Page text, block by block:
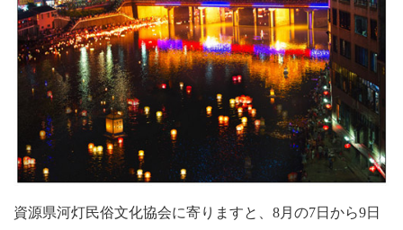
資源県河灯民俗文化協会に寄りますと、 8月の7日から9日